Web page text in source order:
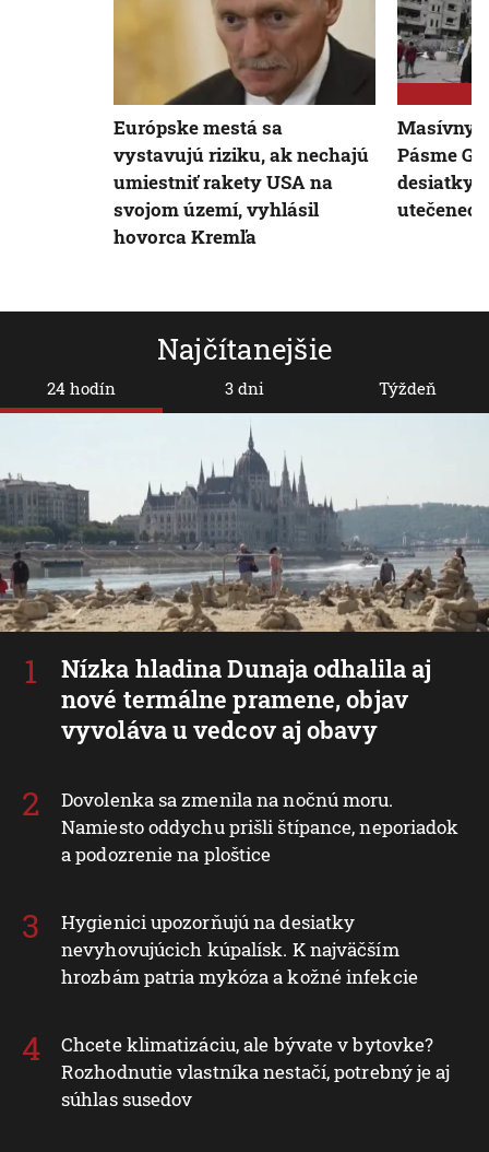
Najčítanejšie
24 hodín
Nízka hladina Dunaja odhalila aj
nové termálne pramene, objav
vyvoláva u vedcov aj obavy
Dovolenka sa zmenila na nočnú moru.
Namiesto oddychu prišli štípance, neporiadok
a podozrenie na ploštice
Hygienici upozorňujú na desiatky
nevyhovujúcich kúpalísk. K najväčším
hrozbám patria mykóza a kožné infekcie
Chcete klimatizáciu, ale bývate v bytovke?
Rozhodnutie vlastníka nestačí, potrebný je aj
súhlas susedov
3 dni Týždeň
Európske mestá sa
vystavujú riziku, ak nechajú
umiestniť rakety USA na
svojom území, vyhlásil
hovorca Kremľa
Masívny
Pásme
desiatky